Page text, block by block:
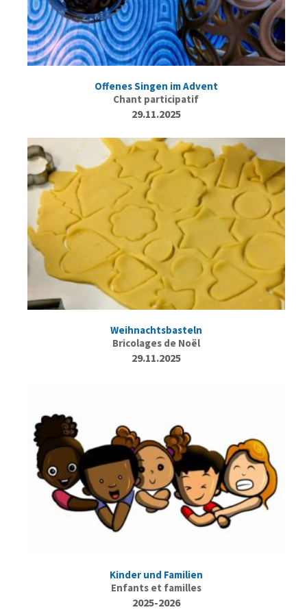
Offenes Singen im Advent
Chant participatif
29.11.2025
Weihnachtsbasteln
Bricolages de Noël
29.11.2025
Kinder und Familien
Enfants et familles
2025-2026